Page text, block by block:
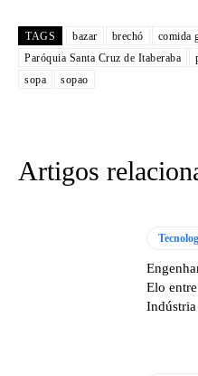
TAGS bazar brechó comida
Paróquia Santa Cruz de Itaberaba
sopa
sopao
Artigos
Elo